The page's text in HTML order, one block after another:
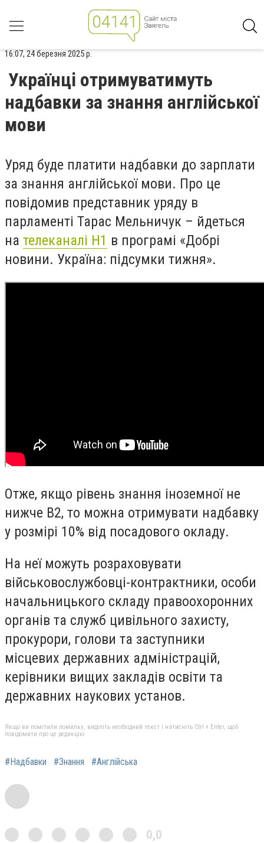
16:07, 24 березня 2025 р.
Українці отримуватимуть
надбавки за знання англійської
мови
Уряд буде платити надбавки до зарплати
за знання англійської мови. Про це
повідомив представник уряду в
парламенті Тарас Мельничук – йдеться
на телеканалі Н1 в програмі «Добрі
новини. Україна: підсумки тижня».
Отже, якщо рівень знання іноземної не
нижче В2, то можна отримувати надбавку
у розмірі 10% від посадового окладу.
На неї можуть розраховувати
військовослужбовці-контрактники, особи
начальницького складу правоохоронних
органів та служб цивільного захисту,
прокурори, голови та заступники
місцевих державних адміністрацій,
керівники вищих закладів освіти та
державних наукових установ.
Якщо ви помітили помилку, виділіть необхідний текст і натисніть Ctrl + Enter, щоб
повідомити про це редакцію
#Надбавки #Знання #Англійська
0,0